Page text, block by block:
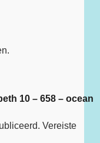
10 – 658 – ocean
Vereiste